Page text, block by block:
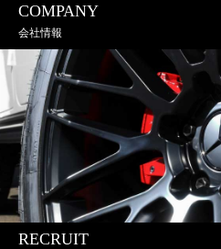
COMPANY
会社情報
RECRUIT